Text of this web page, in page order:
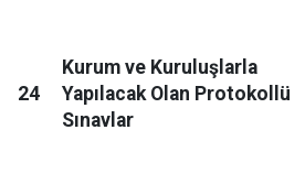
24
Kurum ve Kuruluşlarla
Yapılacak Olan Protokollü
Sınavlar